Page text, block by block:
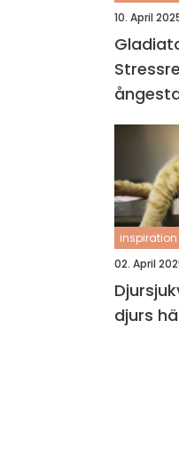
10. April
inspiration
02. April
djurs